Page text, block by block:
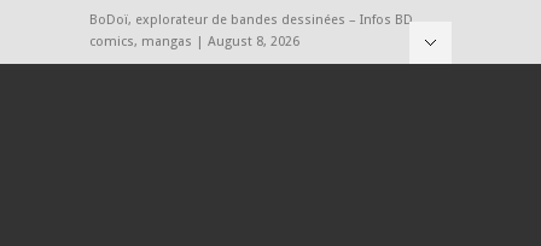
BoDoï, explorateur de bandes dessinées – Infos BD,
comics, mangas | August 8, 2026